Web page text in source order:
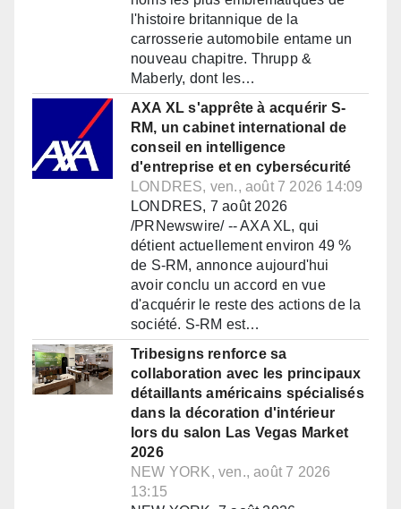
l'histoire britannique de la
carrosserie automobile entame un
nouveau chapitre. Thrupp &
Maberly, dont les…
AXA XL s'apprête à acquérir S-
RM, un cabinet international de
conseil en intelligence
d'entreprise et en cybersécurité
LONDRES, ven., août 7 2026 14:09
LONDRES, 7 août 2026
/PRNewswire/ -- AXA XL, qui
détient actuellement environ 49 %
de S-RM, annonce aujourd'hui
avoir conclu un accord en vue
d'acquérir le reste des actions de la
société. S-RM est…
Tribesigns renforce sa
collaboration avec les principaux
détaillants américains spécialisés
dans la décoration d'intérieur
lors du salon Las Vegas Market
2026
NEW YORK, ven., août 7 2026
13:15